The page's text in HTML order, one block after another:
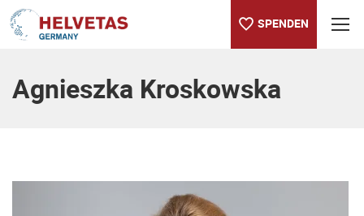
SPENDEN
Agnieszka Kroskowska